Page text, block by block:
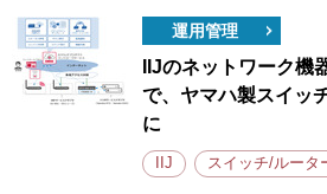
運用管理
IIJのネットワーク機
で、ヤマハ製スイッ
に
IIJ スイッチ/ルータ